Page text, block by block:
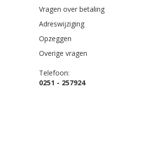
Vragen over betaling
Adreswijziging
Opzeggen
Overige vragen
Telefoon:
0251 - 257924